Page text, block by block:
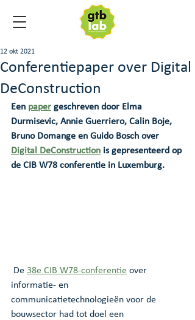
Conferentiepaper over Digital
DeConstruction
12 okt 2021
Een paper geschreven door Elma
Durmisevic, Annie Guerriero, Calin Boje,
Bruno Domange en Guido Bosch over
Digital DeConstruction is gepresenteerd op
de CIB W78 conferentie in Luxemburg.
De 38e CIB W78-conferentie over
informatie- en
communicatietechnologieën voor de
bouwsector had tot doel een